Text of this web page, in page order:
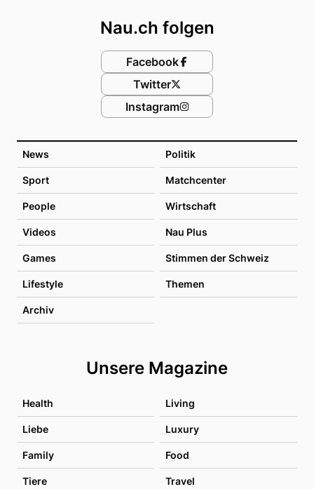
News Politik
Sport Matchcenter
People Wirtschaft
Videos Nau Plus
Games Stimmen der Schweiz
Lifestyle Themen
Archiv
Unsere Magazine
Health Living
Liebe Luxury
Family Food
Tiere Travel
Nau.ch folgen
Facebook
Twitter
Instagram